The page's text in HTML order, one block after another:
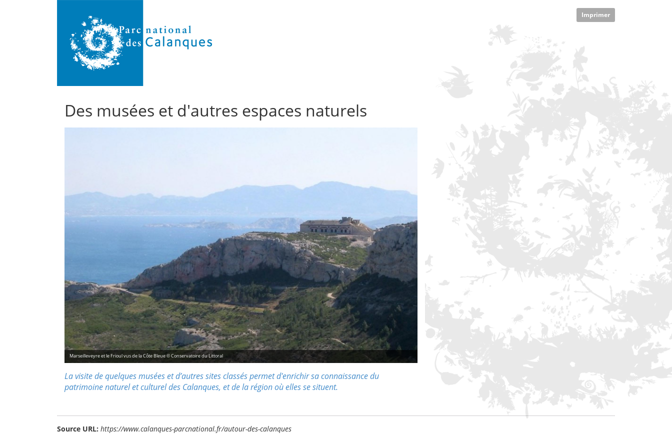
Imprimer
Des musées et d'autres espaces naturels
Marseilleveyre et le Frioul vus de la Côte Bleue © Conservatoire du Littoral
La visite de quelques musées et d’autres sites classés permet d'enrichir sa connaissance du
patrimoine naturel et culturel des Calanques, et de la région où elles se situent.
Source URL: https://www.calanques-parcnational.fr/autour-des-calanques